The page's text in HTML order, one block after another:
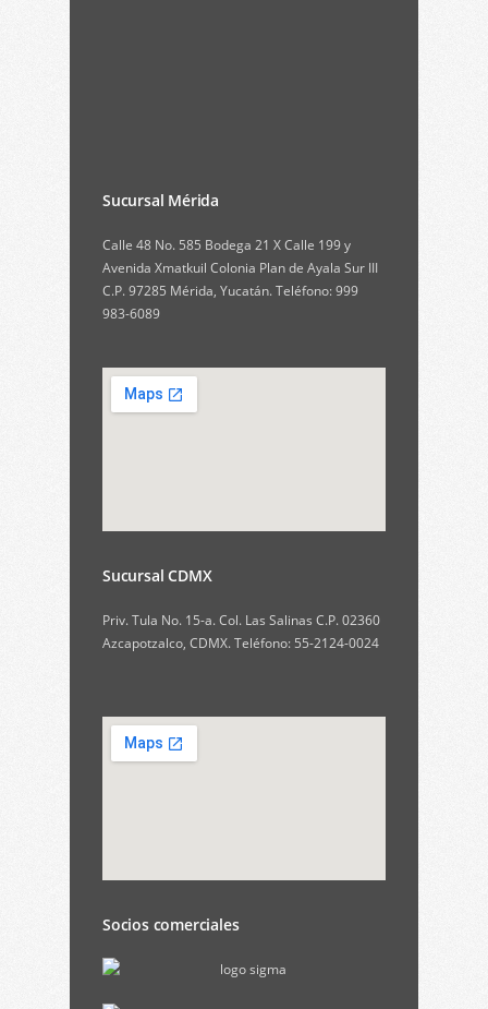
Sucursal Mérida
Calle 48 No. 585 Bodega 21 X Calle 199 y
Avenida Xmatkuil Colonia Plan de Ayala Sur III
C.P. 97285 Mérida, Yucatán. Teléfono: 999
983-6089
Sucursal CDMX
Priv. Tula No. 15-a. Col. Las Salinas C.P. 02360
Azcapotzalco, CDMX. Teléfono: 55-2124-0024
Socios comerciales